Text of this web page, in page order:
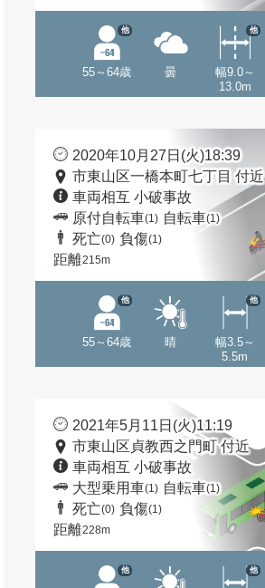
55～64歳
他
曇
幅9.0～
13.0m
他
2020年10月27日(火)18:39
市東山区一橋本町七丁目 付近
車両相互 小破事故
原付自転車(1) 自転車(1)
死亡(0) 負傷(1)
距離215m
55～64歳
他
晴
幅3.5～
5.5m
他
2021年5月11日(火)11:19
市東山区貞教西之門町 付近
車両相互 小破事故
大型乗用車(1) 自転車(1)
死亡(0) 負傷(1)
距離228m
他 他